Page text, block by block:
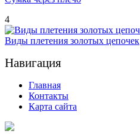
4
Виды плетения золотых цепочек
Навигация
Главная
Контакты
Карта сайта